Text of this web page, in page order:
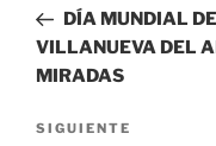
entradas
anterior:
DÍA MUNDIAL
VILLANUEVA DEL
MIRADAS
Siguiente
SIGUIENTE